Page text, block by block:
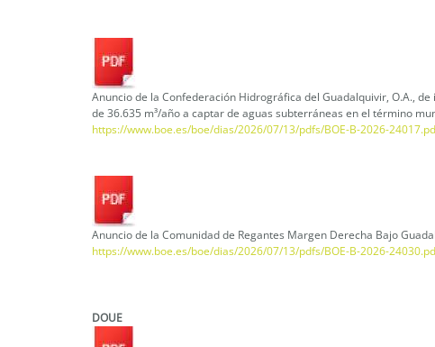
Anuncio de la Confederación Hidrográfica del Guadalquivir, O.A.,
de 36.635 m³/año a captar de aguas subterráneas en el término
https://www.boe.es/boe/dias/2026/07/13/pdfs/BOE-B-2026-
Anuncio de la Comunidad de Regantes Margen Derecha Bajo
https://www.boe.es/boe/dias/2026/07/13/pdfs/BOE-B-2026-
DOUE